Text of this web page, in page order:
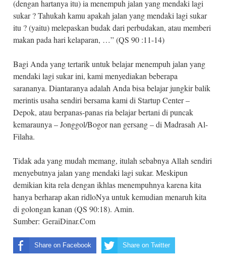
(dengan hartanya itu) ia menempuh jalan yang mendaki lagi
sukar ? Tahukah kamu apakah jalan yang mendaki lagi sukar
itu ? (yaitu) melepaskan budak dari perbudakan, atau memberi
makan pada hari kelaparan, …” (QS 90 :11-14)
Bagi Anda yang tertarik untuk belajar menempuh jalan yang
mendaki lagi sukar ini, kami menyediakan beberapa
sarananya. Diantaranya adalah Anda bisa belajar jungkir balik
merintis usaha sendiri bersama kami di Startup Center –
Depok, atau berpanas-panas ria belajar bertani di puncak
kemaraunya – Jonggol/Bogor nan gersang – di Madrasah Al-
Filaha.
Tidak ada yang mudah memang, itulah sebabnya Allah sendiri
menyebutnya jalan yang mendaki lagi sukar. Meskipun
demikian kita rela dengan ikhlas menempuhnya karena kita
hanya berharap akan ridloNya untuk kemudian menaruh kita
di golongan kanan (QS 90:18). Amin.
Sumber: GeraiDinar.Com
Share on Facebook Share on Twitter